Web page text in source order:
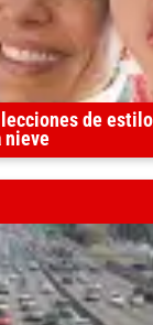
de
nieve